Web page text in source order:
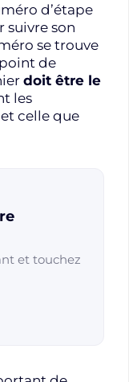
d’étape
suivre son
se trouve
de
doit être le
les
celle que
et touchez